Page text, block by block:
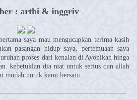
: arthi & inggriv
saya mau mengucapkan terima kasih
pasangan hidup saya, pertemuaan saya
proses dari kenalan di Ayonikah hinga
kebetuklan dia niat untuk serius dan allah
mudah untuk kami bersatu.